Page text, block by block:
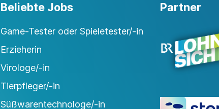
Beliebte Jobs
Game-Tester oder Spieletester/-in
Erzieherin
Virologe/-in
Tierpfleger/-in
Süßwarentechnologe/-in
Partner